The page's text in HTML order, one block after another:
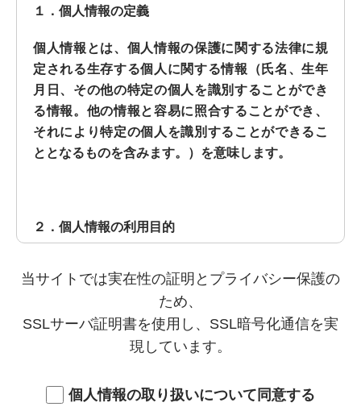
１．個人情報の定義
個人情報とは、個人情報の保護に関する法律に規
定される生存する個人に関する情報（氏名、生年
月日、その他の特定の個人を識別することができ
る情報。他の情報と容易に照合することができ、
それにより特定の個人を識別することができるこ
ととなるものを含みます。）を意味します。
２．個人情報の利用目的
とおりです。
（１）当社提供サービスの利用状況の把握
（２）当社及び当社パートナー企業の提供サービ
当サイトでは実在性の証明とプライバシー保護の
ため、
SSLサーバ証明書を使用し、SSL暗号化通信を実
現しています。
個人情報の取り扱いについて同意する